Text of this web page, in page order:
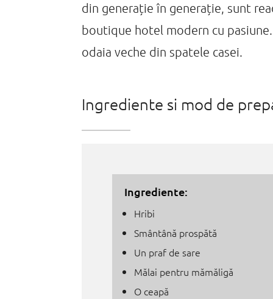
din generație în generație, sunt
boutique hotel modern cu
odaia veche din spatele casei.
Ingrediente si mod de
Ingrediente:
Hribi
Smântână prospătă
Un praf de sare
Mălai pentru mămăligă
O ceapă